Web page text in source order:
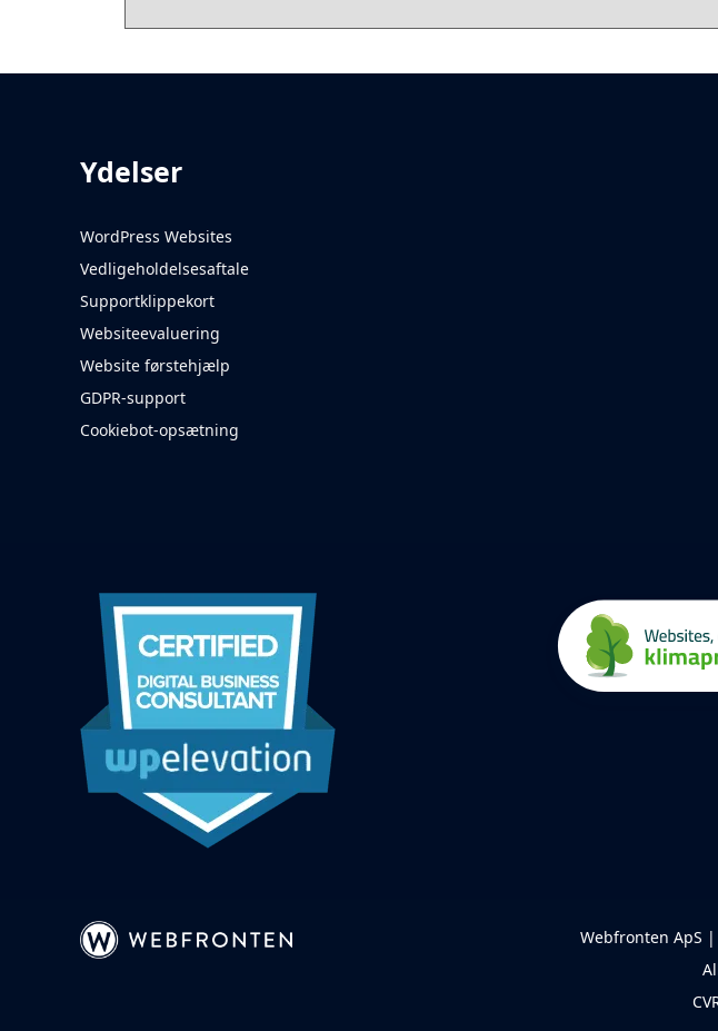
Ydelser
WordPress Websites
Vedligeholdelsesaftale
Supportklippekort
Websiteevaluering
Website førstehjælp
GDPR-support
Cookiebot-opsætning
Webfronten ApS